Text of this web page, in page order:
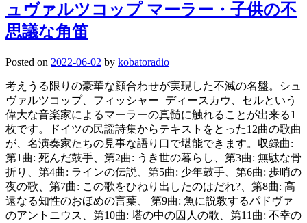
ュヴァルツコップ マーラー・子供の不
思議な角笛
Posted on 2022-06-02 by kobatoradio
考えうる限りの豪華な顔合わせが実現した不滅の名盤。シュ
ヴァルツコップ、フィッシャー=ディースカウ、セルという
偉大な音楽家によるマーラーの真髄に触れることが出来る1
枚です。ドイツの民謡詩集からテキストをとった12曲の歌曲
が、名演奏家たちの見事な語り口で堪能できます。収録曲:
第1曲: 死んだ鼓手、第2曲: うき世の暮らし、第3曲: 無駄な骨
折り、第4曲: ラインの伝説、第5曲: 少年鼓手、第6曲: 歩哨の
夜の歌、第7曲: この歌をひねり出したのはだれ?、第8曲: 高
遠なる知性のおほめの言葉、 第9曲: 魚に説教するパドヴァ
のアントニウス、第10曲: 塔の中の囚人の歌、第11曲: 不幸の